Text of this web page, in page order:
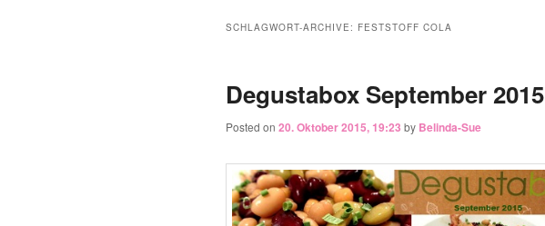
SCHLAGWORT-ARCHIVE: FESTSTOFF COLA
Degustabox September 2015
Posted on 20. Oktober 2015, 19:23 by Belinda-Sue